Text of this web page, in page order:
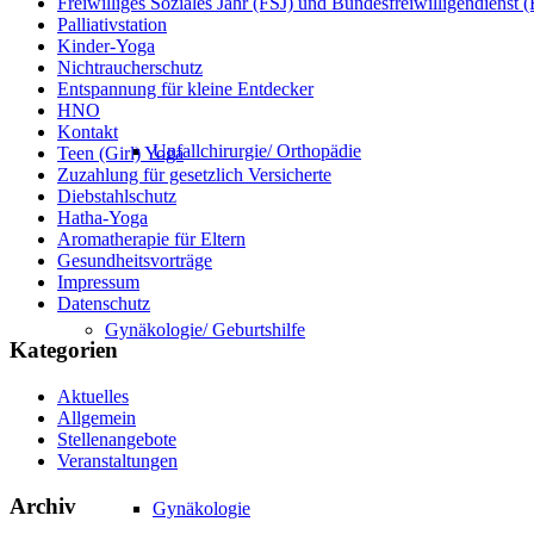
Unfallchirurgie/ Orthopädie
Gynäkologie/ Geburtshilfe
Gynäkologie
Palliativstation
Kinder-Yoga
Nichtraucherschutz
Entspannung für kleine Entdecker
HNO
Kontakt
Teen (Girl) Yoga
Zuzahlung für gesetzlich Versicherte
Diebstahlschutz
Hatha-Yoga
Aromatherapie für Eltern
Gesundheitsvorträge
Impressum
Datenschutz
Kategorien
Aktuelles
Allgemein
Stellenangebote
Veranstaltungen
Archiv